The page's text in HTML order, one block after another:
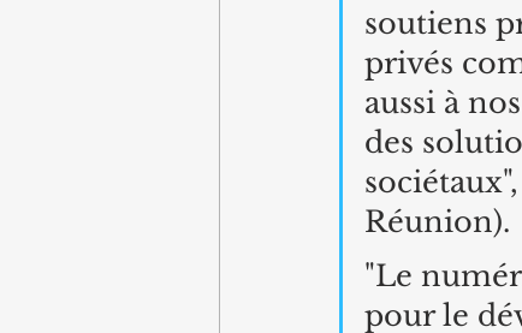
soutiens
privés
aussi à
des
Réunion).
"Le
pour le